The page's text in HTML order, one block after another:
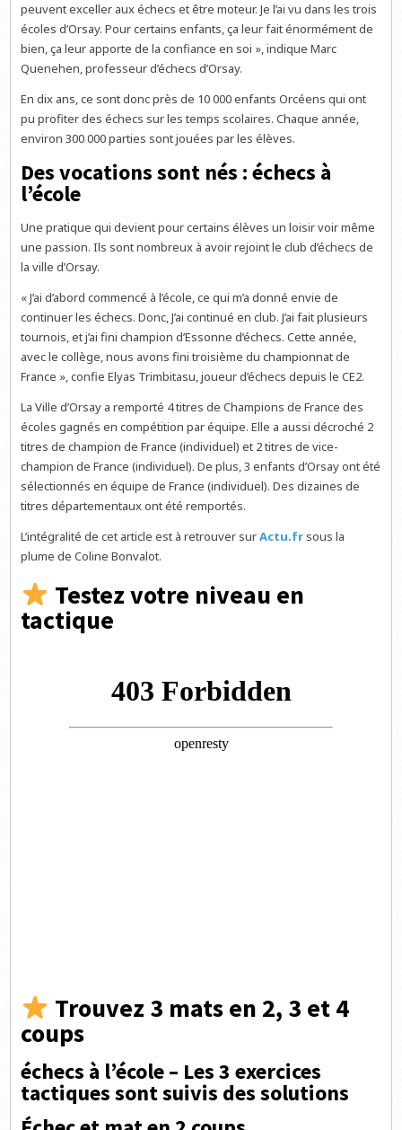
peuvent exceller aux échecs et être moteur. Je l’ai vu dans les trois
écoles d’Orsay. Pour certains enfants, ça leur fait énormément de
bien, ça leur apporte de la confiance en soi », indique Marc
Quenehen, professeur d’échecs d’Orsay.
En dix ans, ce sont donc près de 10 000 enfants Orcéens qui ont
pu profiter des échecs sur les temps scolaires. Chaque année,
environ 300 000 parties sont jouées par les élèves.
Des vocations sont nés : échecs à
l’école
Une pratique qui devient pour certains élèves un loisir voir même
une passion. Ils sont nombreux à avoir rejoint le club d’échecs de
la ville d’Orsay.
« J’ai d’abord commencé à l’école, ce qui m’a donné envie de
continuer les échecs. Donc, J’ai continué en club. J’ai fait plusieurs
tournois, et j’ai fini champion d’Essonne d’échecs. Cette année,
avec le collège, nous avons fini troisième du championnat de
France », confie Elyas Trimbitasu, joueur d’échecs depuis le CE2.
La Ville d’Orsay a remporté 4 titres de Champions de France des
écoles gagnés en compétition par équipe. Elle a aussi décroché 2
titres de champion de France (individuel) et 2 titres de vice-
champion de France (individuel). De plus, 3 enfants d’Orsay ont été
sélectionnés en équipe de France (individuel). Des dizaines de
titres départementaux ont été remportés.
L’intégralité de cet article est à retrouver surActu.fr sous la
plume de Coline Bonvalot.
Testez votre niveau en
tactique
Trouvez 3 mats en 2, 3 et 4
coups
échecs à l’école – Les 3 exercices
tactiques sont suivis des solutions